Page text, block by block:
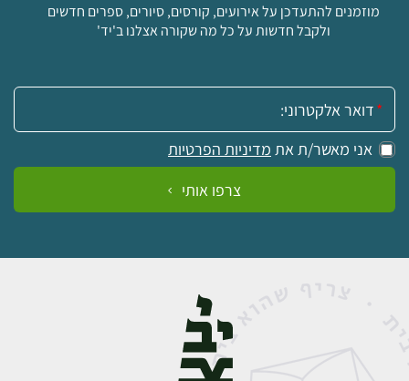
מוזמנים להתעדכן על אירועים, קורסים, סיורים, ספרים חדשים
ולקבל חדשות על כל מה שקורה אצלנו ב'יד'
אימייל:
אני מאשר/ת את מדיניות הפרטיות
צרפו אותי